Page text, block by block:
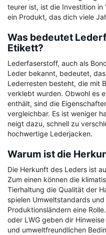
teurer ist, ist die Investition in
ein Produkt, das dich viele
Was bedeutet
Etikett?
Lederfaserstoff, auch als
Leder bekannt, bedeutet,
Lederresten besteht, die mit
verklebt wurden. Obwohl es
enthält, sind die
vergleichbar. Es ist weniger
neigt dazu, schnell zu
hochwertige Lederjacken.
Warum ist die
Die Herkunft des Leders ist
Zum einen können die
Tierhaltung die Qualität der
spielen Umweltstandards
Produktionsländern eine
oder LWG geben dir
und umweltfreundlichen